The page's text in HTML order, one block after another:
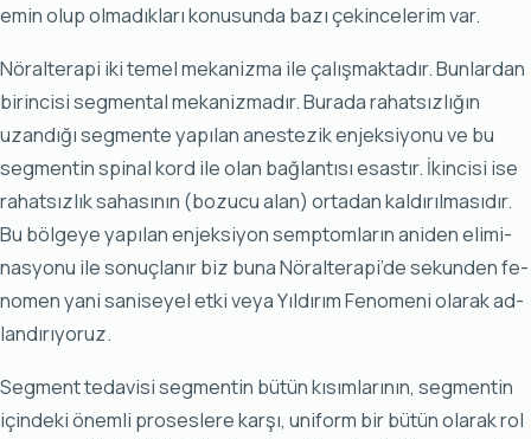
emin olup ol­ma­dık­la­rı ko­nu­sun­da ba­zı çe­kin­ce­le­rim var.
Nö­ral­te­ra­pi iki te­mel me­ka­niz­ma ile ça­lış­mak­ta­dır. Bun­lar­dan
bi­rin­ci­si seg­men­tal me­ka­niz­ma­dır. Bu­ra­da ra­hat­sız­lı­ğın
uzan­dı­ğı seg­men­te ya­pı­lan anes­te­zik en­jek­si­yo­nu ve bu
seg­men­tin spi­nal kord ile olan bağ­lan­tı­sı esas­tır. İkin­ci­si ise
ra­hat­sız­lık sa­ha­sı­nın (bo­zu­cu alan) or­ta­dan kal­dı­rıl­ma­sı­dır.
Bu böl­ge­ye ya­pı­lan en­jek­si­yon semp­tom­la­rın ani­den eli­mi­
nas­yo­nu ile so­nuç­la­nır biz bu­na Nö­ral­te­ra­pi’de se­kun­den fe­
no­men ya­ni sa­ni­se­yel et­ki ve­ya Yıl­dı­rım Fe­no­me­ni ola­rak ad­
lan­dı­rı­yo­ruz.
Seg­ment te­da­vi­si seg­men­tin bü­tün kı­sım­la­rı­nın, seg­men­tin
için­de­ki önem­li pro­ses­le­re kar­şı, uni­form bir bü­tün ola­rak rol